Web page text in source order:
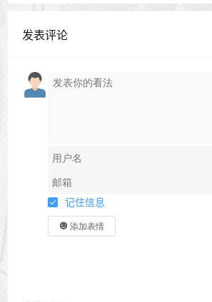
发表评论
记住信息
添加表情